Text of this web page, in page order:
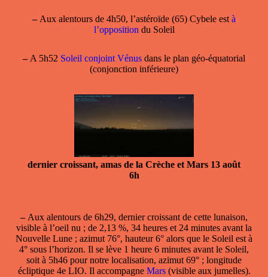
–Aux alentours de 4h50, l’astéroïde (65) Cybele est à
l’opposition du Soleil
–A 5h52 Soleil conjoint Vénus dans le plan géo-équatorial
(conjonction inférieure)
dernier croissant, amas de la Crèche et Mars 13 août
6h
–Aux alentours de 6h29, dernier croissant de cette lunaison,
visible à l’oeil nu ; de 2,13 %, 34 heures et 24 minutes avant la
Nouvelle Lune ; azimut 76°, hauteur 6° alors que le Soleil est à
4° sous l’horizon. Il se lève 1 heure 6 minutes avant le Soleil,
soit à 5h46 pour notre localisation, azimut 69° ; longitude
écliptique 4e LIO. Il accompagne Mars (visible aux jumelles).